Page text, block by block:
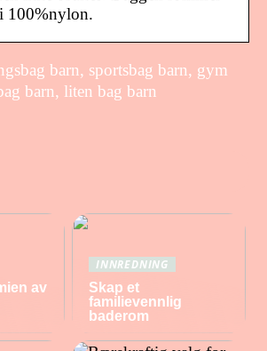
100%nylon.
barn, sportsbag barn, gym
barn, liten bag barn
av
INNREDNING
Skap et
familievennlig
baderom